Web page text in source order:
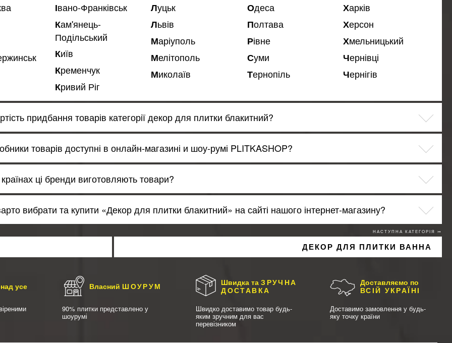
Івано-Франківськ
Кам'янець-
Подільський
Київ
Кременчук
Кривий Ріг
Луцьк
Львів
Маріуполь
Мелітополь
Миколаїв
Одеса
Полтава
Рівне
Суми
Тернопіль
Харків
Херсон
Хмельницький
Чернівці
Чернігів
придбання товарів категорії декор для плитки блакитний?
товарів доступні в онлайн-магазині и шоу-румі PLITKASHOP?
ці бренди виготовляють товари?
вибрати та купити «Декор для плитки блакитний» на сайті нашого інтернет-магазину?
НАСТУПНА КАТЕГОРІЯ ↣
ДЕКОР ДЛЯ ПЛИТКИ ВАННА
усе Власний ШОУРУМ
90% плитки представлено у
шоурумі
Швидка таЗРУЧНА
ДОСТАВКА
Швидко доставимо товар будь-
яким зручним для вас
перевізником
Доставляємо по
ВСІЙ УКРАЇНІ
Доставимо замовлення у будь-
яку точку країни